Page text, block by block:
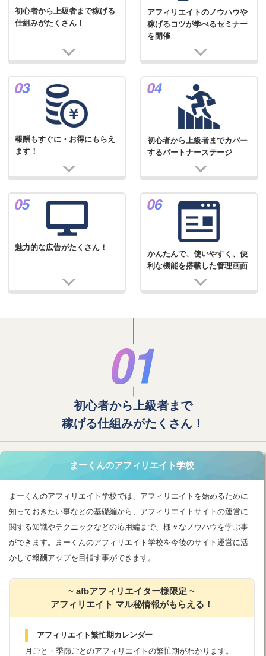
初心者から上級者まで稼げる
仕組みがたくさん！
アフィリエイトのノウハウや
稼げるコツが学べるセミナー
を開催
報酬もすぐに・お得にもらえ
ます！
初心者から上級者までカバー
するパートナーステージ
魅力的な広告がたくさん！
かんたんで、使いやすく、便
利な機能を搭載した管理画面
初心者から上級者まで
稼げる仕組みがたくさん！
まーくんのアフィリエイト学校
まーくんのアフィリエイト学校では、アフィリエイトを始めるために
知っておきたい事などの基礎編から、アフィリエイトサイトの運営に
関する知識やテクニックなどの応用編まで、様々なノウハウを学ぶ事
ができます。まーくんのアフィリエイト学校を今後のサイト運営に活
かして報酬アップを目指す事ができます。
~ afbアフィリエイター様限定 ~
アフィリエイト マル秘情報がもらえる！
アフィリエイト繁忙期カレンダー
月ごと・季節ごとのアフィリエイトの繁忙期がわかります。